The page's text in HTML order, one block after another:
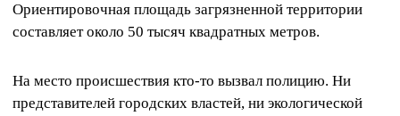
Ориентировочная площадь загрязненной территории
составляет около 50 тысяч квадратных метров.
На место происшествия кто-то вызвал полицию. Ни
представителей городских властей, ни экологической